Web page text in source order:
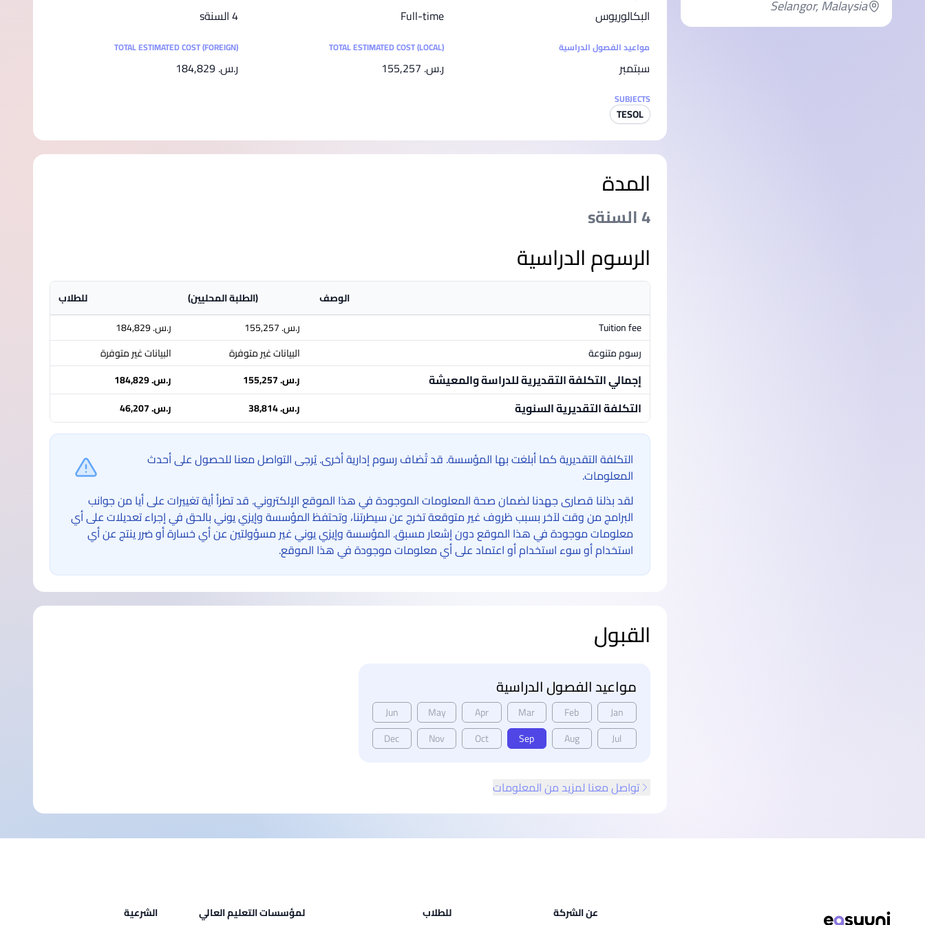
SEGi University Kota Damansara
Management and Science University (MSU)
Selangor, Malaysia البكالوريوس Full-time 4 السنةs
مواعيد الفصول الدراسية
سبتمبر
TOTAL ESTIMATED COST (LOCAL)
ر.س.‏ 155,257
TOTAL ESTIMATED COST (FOREIGN)
ر.س.‏ 184,829
SUBJECTS
TESOL
المدة
4 السنةs
الرسوم الدراسية
الوصف (الطلبة المحليين)
للطلاب
Tuition fee
ر.س.‏ 155,257
ر.س.‏ 184,829
رسوم متنوعة
البيانات غير متوفرة البيانات غير متوفرة
إجمالي التكلفة التقديرية للدراسة والمعيشة ر.س.‏ 155,257 ر.س.‏ 184,829
التكلفة التقديرية السنوية ر.س.‏ 38,814 ر.س.‏ 46,207
التكلفة التقديرية كما أبلغت بها المؤسسة. قد تُضاف رسوم إدارية أخرى. يُرجى التواصل معنا للحصول على أحدث
المعلومات.
لقد بذلنا قصارى جهدنا لضمان صحة المعلومات الموجودة في هذا الموقع الإلكتروني. قد تطرأ أية تغييرات على أيا من جوانب
البرامج من وقت لآخر بسبب ظروف غير متوقعة تخرج عن سيطرتنا، وتحتفظ المؤسسة وإيزي يوني بالحق في إجراء تعديلات على أي
معلومات موجودة في هذا الموقع دون إشعار مسبق. المؤسسة وإيزي يوني غير مسؤولتين عن أي خسارة أو ضرر ينتج عن أي
استخدام أو سوء استخدام أو اعتماد على أي معلومات موجودة في هذا الموقع.
القبول
مواعيد الفصول الدراسية
Jan
Feb
Mar
Apr
May
Jun
Jul
Aug
Sep
Oct
Nov
Dec
تواصل معنا لمزيد من المعلومات
عن الشركة للطلاب لمؤسسات التعليم العالي الشرعية